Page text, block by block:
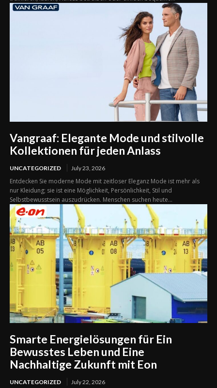
Vangraaf: Elegante Mode und stilvolle
Kollektionen für jeden Anlass
UNCATEGORIZED July 23, 2026
Entdecken Sie moderne Mode mit zeitloser Eleganz Mode ist mehr als
nur Kleidung; sie ist eine Möglichkeit, Persönlichkeit, Stil und
Selbstbewusstsein auszudrücken. Menschen suchen heute...
Smarte Energielösungen für Ein
Bewusstes Leben und Eine
Nachhaltige Zukunft mit Eon
UNCATEGORIZED July 22, 2026